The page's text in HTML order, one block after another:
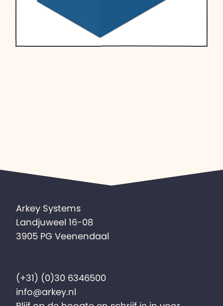
Arkey Systems
Landjuweel 16-08
3905 PG Veenendaal
(+31) (0)30 6346500
info@arkey.nl